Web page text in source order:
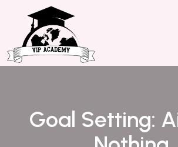
Goal Setting: